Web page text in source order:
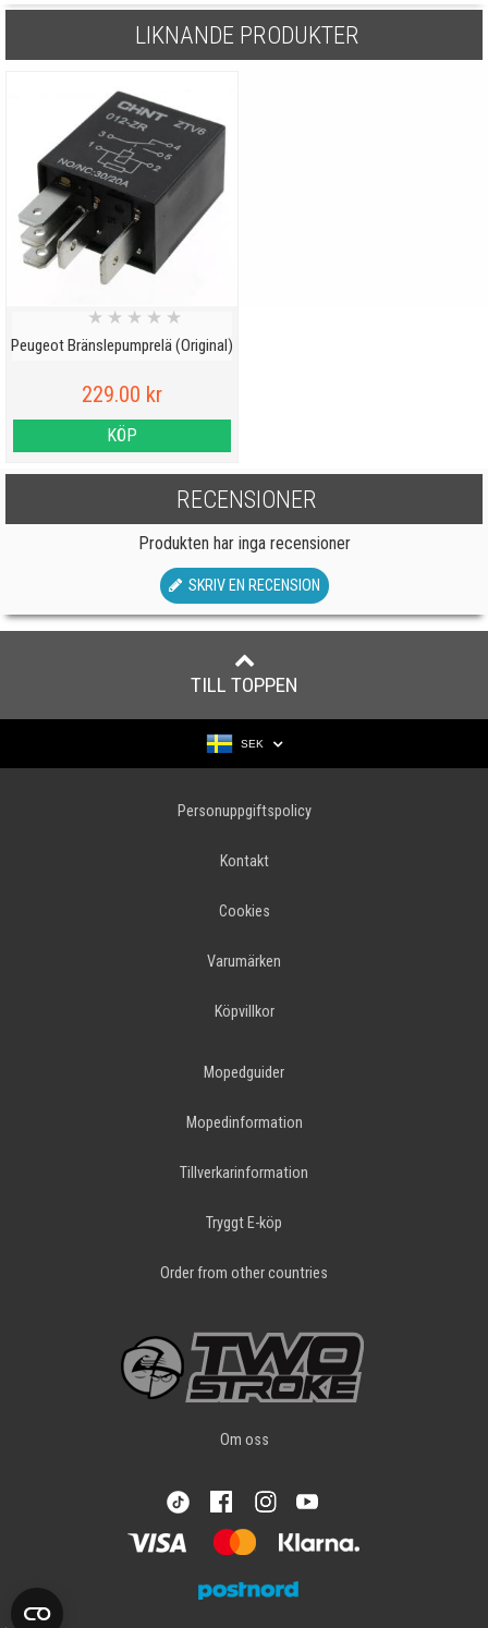
LIKNANDE PRODUKTER
Peugeot Bränslepumprelä (Original)
★ ★ ★ ★ ★
229.00 kr
KÖP
RECENSIONER
Produkten har inga recensioner
SKRIV EN RECENSION
TILL TOPPEN
SEK
Personuppgiftspolicy
Kontakt
Cookies
Varumärken
Köpvillkor
Mopedguider
Mopedinformation
Tillverkarinformation
Tryggt E-köp
Order from other countries
Om oss